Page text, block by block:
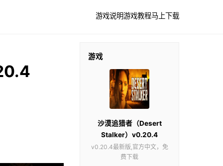
游戏说明游戏教程马上下载
游戏
沙漠追猎者（Desert
Stalker）v0.20.4
v0.20.4最新版,官方中文，免
费下载